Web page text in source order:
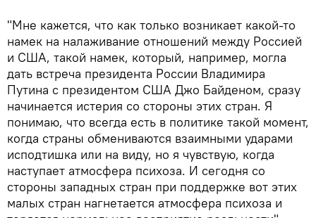
"Мне кажется, что как только возникает какой-то
намек на налаживание отношений между Россией
и США, такой намек, который, например, могла
дать встреча президента России Владимира
Путина с президентом США Джо Байденом, сразу
начинается истерия со стороны этих стран. Я
понимаю, что всегда есть в политике такой момент,
когда страны обмениваются взаимными ударами
исподтишка или на виду, но я чувствую, когда
наступает атмосфера психоза. И сегодня со
стороны западных стран при поддержке вот этих
малых стран нагнетается атмосфера психоза и